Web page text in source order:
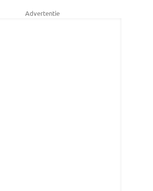
Advertentie